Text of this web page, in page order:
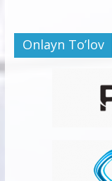
Onlayn To’lov